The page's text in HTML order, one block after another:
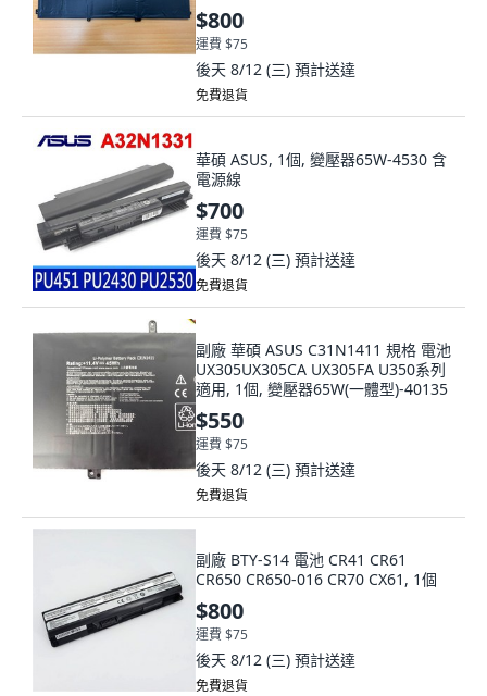
$800
運費 $75
後天 8/12 (三) 預計送達
免費退貨
華碩 ASUS, 1個, 變壓器65W-4530 含
電源線
$700
運費 $75
後天 8/12 (三) 預計送達
免費退貨
副廠 華碩 ASUS C31N1411 規格 電池
UX305UX305CA UX305FA U350系列
適用, 1個, 變壓器65W(一體型)-40135
$550
運費 $75
後天 8/12 (三) 預計送達
免費退貨
副廠 BTY-S14 電池 CR41 CR61
CR650 CR650-016 CR70 CX61, 1個
$800
運費 $75
後天 8/12 (三) 預計送達
免費退貨